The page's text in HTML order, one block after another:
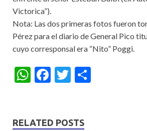
Victorica”).
Nota: Las dos primeras fotos fueron
Pérez para el diario de General Pico
cuyo corresponsal era “Nito” Poggi.
W
s
F
b
T
er
RELATED POSTS